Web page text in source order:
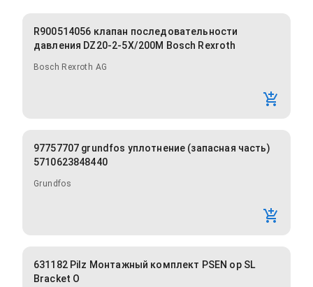
R900514056 клапан последовательности
давления DZ20-2-5X/200M Bosch Rexroth
Bosch Rexroth AG
97757707 grundfos уплотнение (запасная часть)
5710623848440
Grundfos
631182 Pilz Монтажный комплект PSEN op SL
Bracket O